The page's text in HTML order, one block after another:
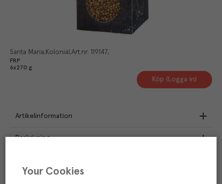
Santa Maria Kolonial Art.nr. 119147
FRP
6x270 g
Köp (Logga in)
Artikelinformation
Beskrivning
Your Cookies